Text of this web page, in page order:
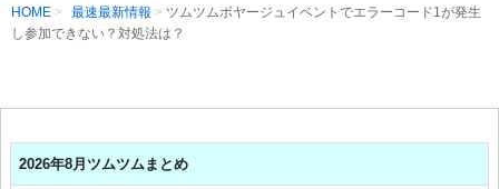
HOME 最速最新情報
ツムツムボヤージュイベントでエラーコード1が発生
し参加できない？対処法は？
2026年8月ツムツムまとめ